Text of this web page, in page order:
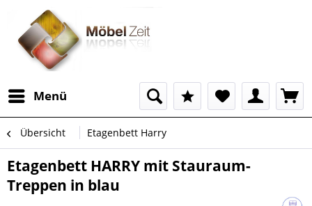
Menü
Übersicht Etagenbett Harry
Etagenbett HARRY mit Stauraum-
Treppen in blau